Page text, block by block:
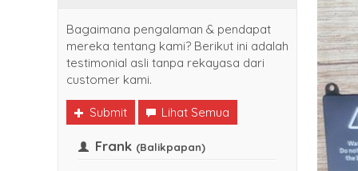
Bagaimana pengalaman & pendapat
mereka tentang kami? Berikut ini adalah
testimonial asli tanpa rekayasa dari
customer kami.
Submit Lihat Semua
Frank (Balikpapan) Indra